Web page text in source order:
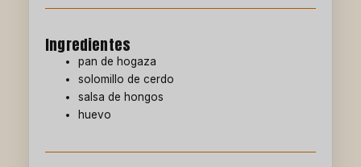
Ingredientes
pan de hogaza
solomillo de cerdo
salsa de hongos
huevo